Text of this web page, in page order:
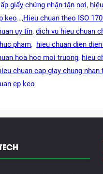
giấy chứng nhận tận nơi,
keo…,Hieu chuan theo ISO
uy tín, dich vu hieu chuan
pham, hieu chuan dien
hoa hoc moi truong, hieu
chuan cap giay chung nhan
ep keo